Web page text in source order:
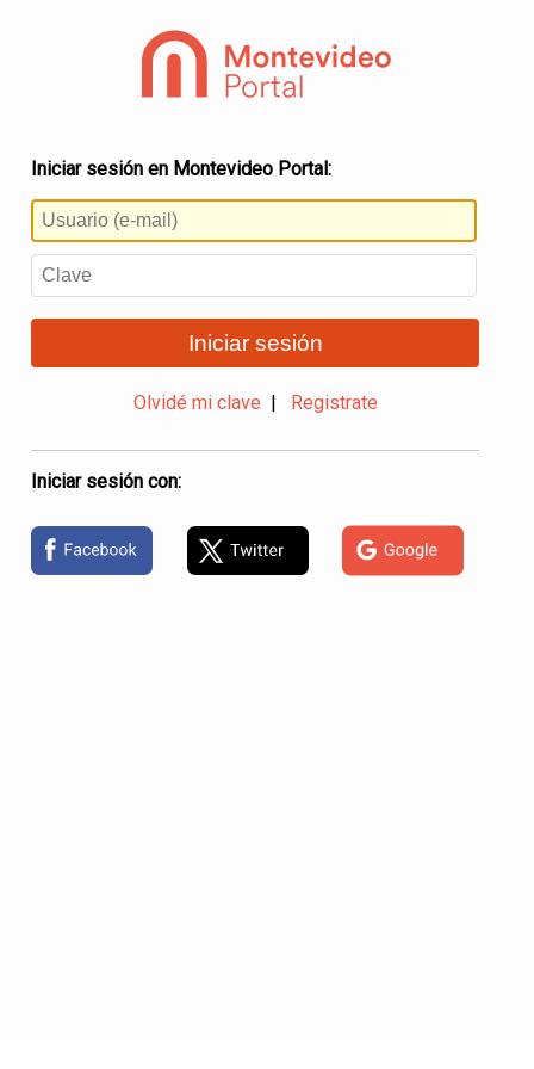
Iniciar sesión en Montevideo Portal:
Iniciar sesión
Olvidé mi clave Registrate
Iniciar sesión con: